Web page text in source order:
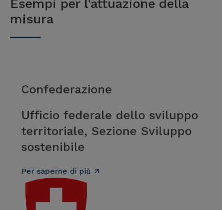
Esempi per l'attuazione della
misura
Confederazione
Ufficio federale dello sviluppo
territoriale, Sezione Sviluppo
sostenibile
Per saperne di più